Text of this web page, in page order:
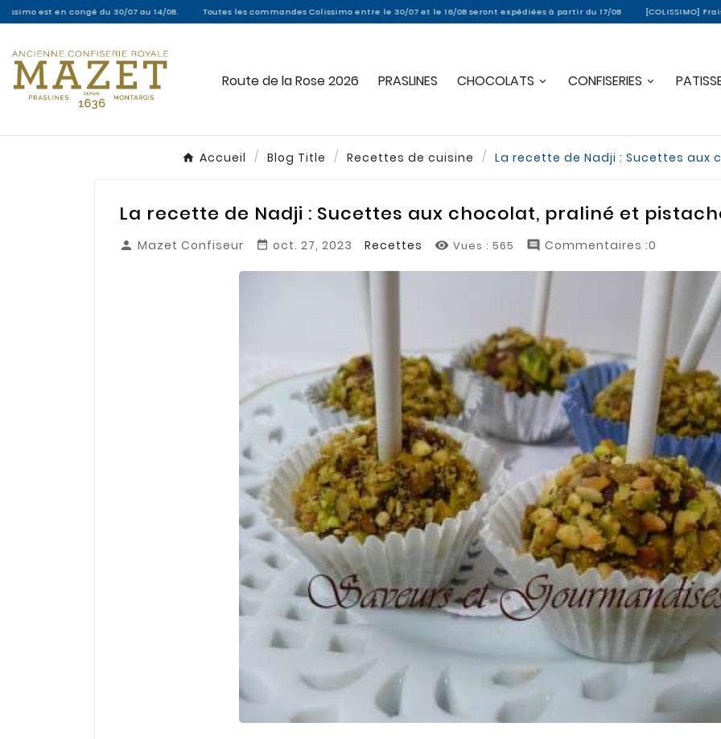
congé du 30/07 au 14/08. Toutes les commandes Colissimo entre le 30/07 et le 16/08 seront expédiées à partir du 17/08 [COLISSIMO] Frais de port
Route de la Rose 2026 PRASLINES CHOCOLATS CONFISERIES
Accueil Blog Title Recettes de cuisine La recette de Nadji : Sucettes aux
La recette de Nadji : Sucettes aux chocolat, praliné et
 Mazet Confiseur  oct. 27, 2023 Recettes  Vues : 565  Commentaires :0